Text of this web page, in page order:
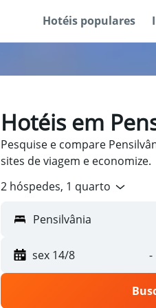
Hotéis populares
Hotéis em
Pesquise e compare
sites de viagem e economize.
2 hóspedes, 1 quarto
sex 14/8 -